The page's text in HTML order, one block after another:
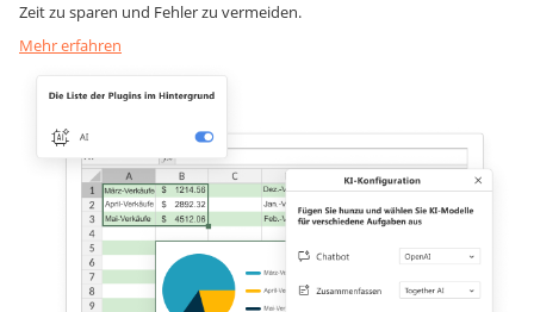
Zeit zu sparen und Fehler zu vermeiden.
Mehr erfahren